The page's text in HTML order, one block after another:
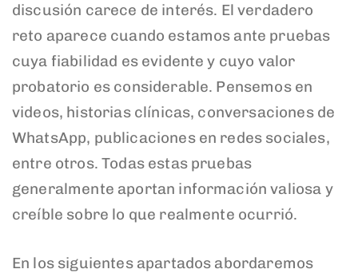
discusión carece de interés. El verdadero
reto aparece cuando estamos ante pruebas
cuya fiabilidad es evidente y cuyo valor
probatorio es considerable. Pensemos en
videos, historias clínicas, conversaciones de
WhatsApp, publicaciones en redes sociales,
entre otros. Todas estas pruebas
generalmente aportan información valiosa y
creíble sobre lo que realmente ocurrió.
En los siguientes apartados abordaremos